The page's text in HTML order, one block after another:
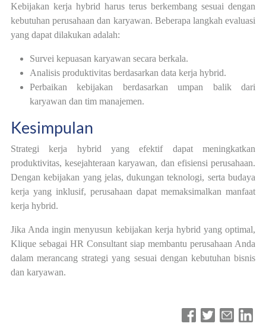
Kebijakan kerja hybrid harus terus berkembang sesuai dengan
kebutuhan perusahaan dan karyawan. Beberapa langkah evaluasi
yang dapat dilakukan adalah:
Survei kepuasan karyawan secara berkala.
Analisis produktivitas berdasarkan data kerja hybrid.
Perbaikan kebijakan berdasarkan umpan balik dari
karyawan dan tim manajemen.
Kesimpulan
Strategi kerja hybrid yang efektif dapat meningkatkan
produktivitas, kesejahteraan karyawan, dan efisiensi perusahaan.
Dengan kebijakan yang jelas, dukungan teknologi, serta budaya
kerja yang inklusif, perusahaan dapat memaksimalkan manfaat
kerja hybrid.
Jika Anda ingin menyusun kebijakan kerja hybrid yang optimal,
Klique sebagai HR Consultant siap membantu perusahaan Anda
dalam merancang strategi yang sesuai dengan kebutuhan bisnis
dan karyawan.